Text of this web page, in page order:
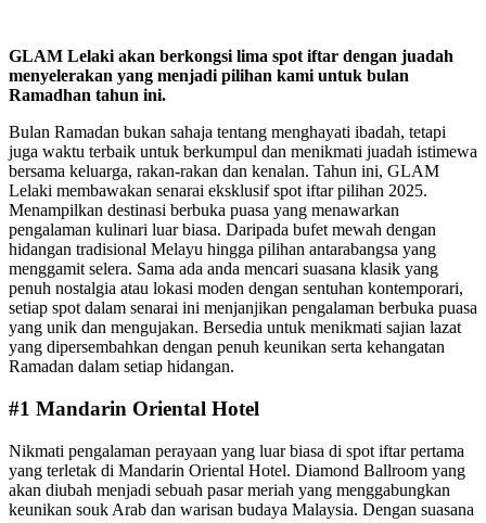
GLAM Lelaki akan berkongsi lima spot iftar dengan juadah
menyelerakan yang menjadi pilihan kami untuk bulan
Ramadhan tahun ini.
Bulan Ramadan bukan sahaja tentang menghayati ibadah, tetapi
juga waktu terbaik untuk berkumpul dan menikmati juadah istimewa
bersama keluarga, rakan-rakan dan kenalan. Tahun ini, GLAM
Lelaki membawakan senarai eksklusif spot iftar pilihan 2025.
Menampilkan destinasi berbuka puasa yang menawarkan
pengalaman kulinari luar biasa. Daripada bufet mewah dengan
hidangan tradisional Melayu hingga pilihan antarabangsa yang
menggamit selera. Sama ada anda mencari suasana klasik yang
penuh nostalgia atau lokasi moden dengan sentuhan kontemporari,
setiap spot dalam senarai ini menjanjikan pengalaman berbuka puasa
yang unik dan mengujakan. Bersedia untuk menikmati sajian lazat
yang dipersembahkan dengan penuh keunikan serta kehangatan
Ramadan dalam setiap hidangan.
#1 Mandarin Oriental Hotel
Nikmati pengalaman perayaan yang luar biasa di spot iftar pertama
yang terletak di Mandarin Oriental Hotel. Diamond Ballroom yang
akan diubah menjadi sebuah pasar meriah yang menggabungkan
keunikan souk Arab dan warisan budaya Malaysia. Dengan suasana